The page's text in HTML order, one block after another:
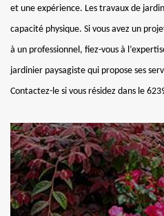
et une expérience. Les travaux de
capacité physique. Si vous avez un
à un professionnel, fiez-vous à
jardinier paysagiste qui propose ses
Contactez-le si vous résidez dans le